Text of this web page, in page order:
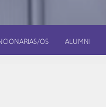
OS ALUMNI